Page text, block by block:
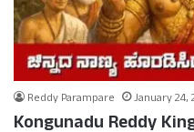
Reddy Parampare January 24,
Kongunadu Reddy